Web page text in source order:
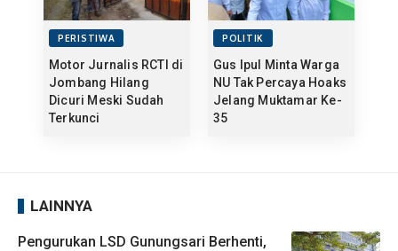
PERISTIWA
Motor Jurnalis RCTI di
Jombang Hilang
Dicuri Meski Sudah
Terkunci
POLITIK
Gus Ipul Minta Warga
NU Tak Percaya Hoaks
Jelang Muktamar Ke-
35
LAINNYA
Pengurukan LSD Gunungsari Berhenti,